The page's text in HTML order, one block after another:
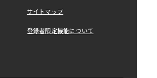
サイトマップ
登録者限定機能について